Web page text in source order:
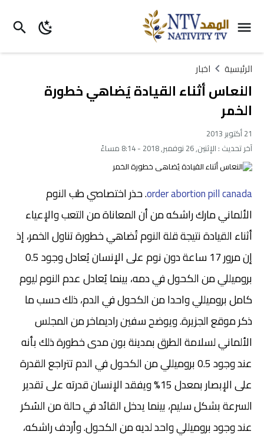
الرئيسية اخبار
النعاس أثناء القيادة يُضاهي خطورة
الخمر
21 أكتوبر 2013
آخر تحديث : الإثنين, 26 نوفمبر, 2018 - 8:14 مساءً
order abortion pill canada
.حذر اختصاصي طب النوم
الألماني مارك راشكه من أن المعاناة من التعب والإعياء
أثناء القيادة نتيجة قلة النوم تُضاهي خطورة تناول الخمر، إذ
إن مرور 17 ساعة دون نوم على الإنسان يُعادل وجود 0.5
بروميللي من الكحول في دمه، بينما يُعادل عدم النوم ليوم
كامل بروميللي واحدا من الكحول في الدم، ذلك حسب ما
ذكر موقع الجزيرة. ويوضح سفين راديماخر من المجلس
الألماني لسلامة الطرق بمدينة بون مدى خطورة ذلك بأنه
عند وجود 0.5 بروميللي من الكحول في الدم تتراجع القدرة
على الإبصار بمعدل 15% ويفقد الإنسان قدرته على تقدير
السرعة بشكل سليم، بينما يدخل القائد في حالة من السُكر
عند وجود بروميللي واحد لديه من الكحول. وأردف راشكه،